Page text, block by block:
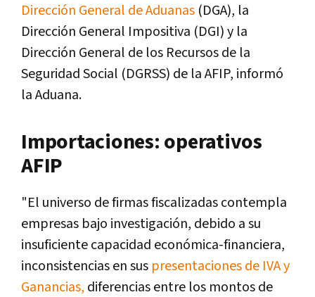
Dirección General de Aduanas (DGA), la
Dirección General Impositiva (DGI) y la
Dirección General de los Recursos de la
Seguridad Social (DGRSS) de la AFIP, informó
la Aduana.
Importaciones: operativos
AFIP
"El universo de firmas fiscalizadas contempla
empresas bajo investigación, debido a su
insuficiente capacidad económica-financiera,
inconsistencias en sus presentaciones de IVA y
Ganancias, diferencias entre los montos de